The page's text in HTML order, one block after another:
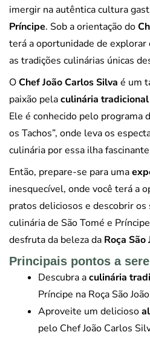
imergir na autêntica cultura
Príncipe. Sob a orientação do
terá a oportunidade de explorar
as tradições culinárias únicas
OChef João Carlos Silva é um
paixão pelaculinária tradicional
Ele é conhecido pelo programa
os Tachos”, onde leva os
culinária por essa ilha
Então, prepare-se para uma
inesquecível, onde você terá a
pratos deliciosos e descobrir
culinária de São Tomé e
desfruta da beleza da Roça
Principais pontos a
Descubra aculinária
Príncipe na Roça São
Aproveite um delicioso
pelo Chef João Carlos